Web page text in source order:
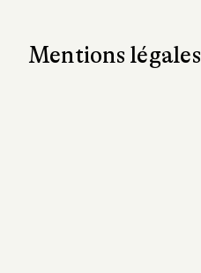
Mentions légales